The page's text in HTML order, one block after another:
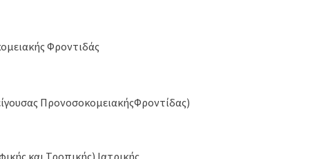
Φροντιδάς
ΠρονοσοκομειακήςΦροντίδας)
και Τροπικής) Ιατρικής